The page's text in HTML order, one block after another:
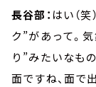
長谷部： はい（
ク”があって。
り”みたいなも
面ですね、面で